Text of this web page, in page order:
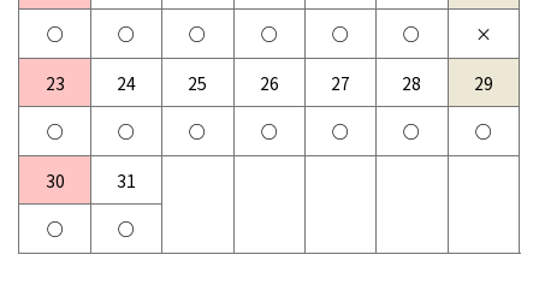
23 24 25 26 27 28 29
30 31